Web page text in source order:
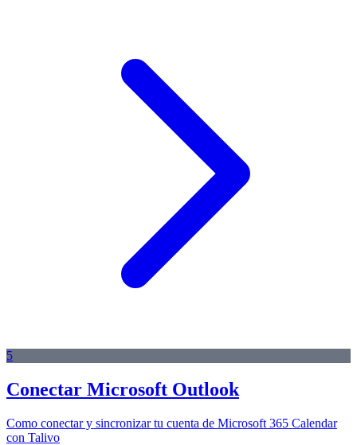
5
Conectar Microsoft Outlook
Como conectar y sincronizar tu cuenta de Microsoft 365 Calendar
con Talivo